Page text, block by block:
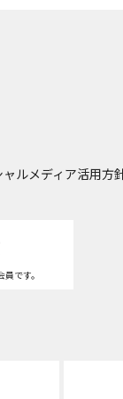
ャルメディア活用方
です。